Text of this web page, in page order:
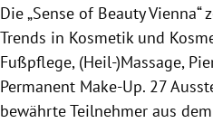
Die „Sense of Beauty
Trends in Kosmetik und
Fußpflege, (Heil-)Massage,
Permanent Make-Up. 27
bewährte Teilnehmer aus